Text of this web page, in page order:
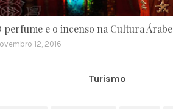
perfume e o incenso na Cultura Árabe
12, 2016
Turismo